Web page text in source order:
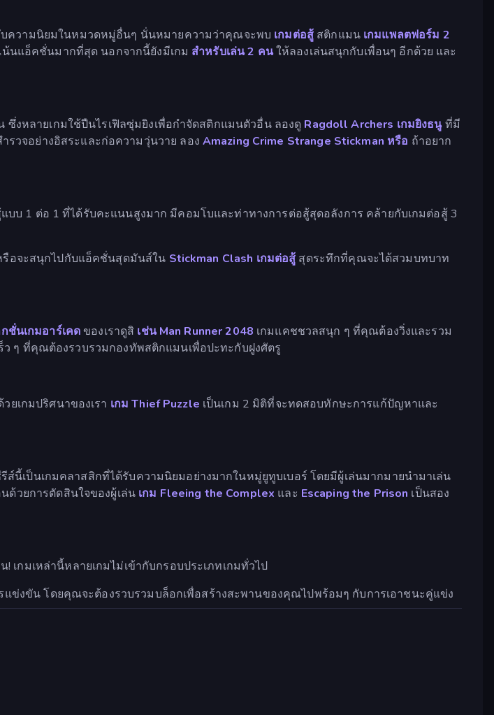
ความนิยมในหมวดหมู่อื่นๆ นั่นหมายความว่าคุณจะพบ เกมต่อสู้ สติกแมน เกมแพลตฟอร์ม 2
น้นแอ็คชั่นมากที่สุด นอกจากนี้ยังมีเกม สำหรับเล่น 2 คนให้ลองเล่นสนุกกับเพื่อนๆ อีกด้วย และ
ซึ่งหลายเกมใช้ปืนไรเฟิลซุ่มยิงเพื่อกำจัดสติกแมนตัวอื่น ลองดู Ragdoll Archers เกมยิงธนูที่มี
วจอย่างอิสระและก่อความวุ่นวาย ลอง Amazing Crime Strange Stickman หรือ ถ้าอยาก
แบบ 1 ต่อ 1 ที่ได้รับคะแนนสูงมาก มีคอมโบและท่าทางการต่อสู้สุดอลังการ คล้ายกับเกมต่อสู้ 3
อจะสนุกไปกับแอ็คชั่นสุดมันส์ใน Stickman Clash เกมต่อสู้ สุดระทึกที่คุณจะได้สวมบทบาท
ชั่นเกมอาร์เคดของเราดูสิ เช่น Man Runner 2048 เกมแคชชวลสนุก ๆ ที่คุณต้องวิ่งและรวม
ร็ว ๆ ที่คุณต้องรวบรวมกองทัพสติกแมนเพื่อปะทะกับฝูงศัตรู
ยเกมปริศนาของเรา เกม Thief Puzzle เป็นเกม 2 มิติที่จะทดสอบทักษะการแก้ปัญหาและ
ส์นี้เป็นเกมคลาสสิกที่ได้รับความนิยมอย่างมากในหมู่ยูทูบเบอร์ โดยมีผู้เล่นมากมายนำมาเล่น
ด้วยการตัดสินใจของผู้เล่น เกม Fleeing the Complex และ Escaping the Prison เป็นสอง
กมเหล่านี้หลายเกมไม่เข้ากับกรอบประเภทเกมทั่วไป
แข่งขัน โดยคุณจะต้องรวบรวมบล็อกเพื่อสร้างสะพานของคุณไปพร้อมๆ กับการเอาชนะคู่แข่ง